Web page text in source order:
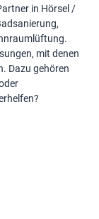
in Hörsel /
mit denen
Dazu gehören